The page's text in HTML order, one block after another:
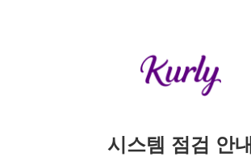
시스템 점검 안내